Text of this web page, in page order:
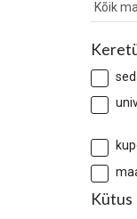
Kütus